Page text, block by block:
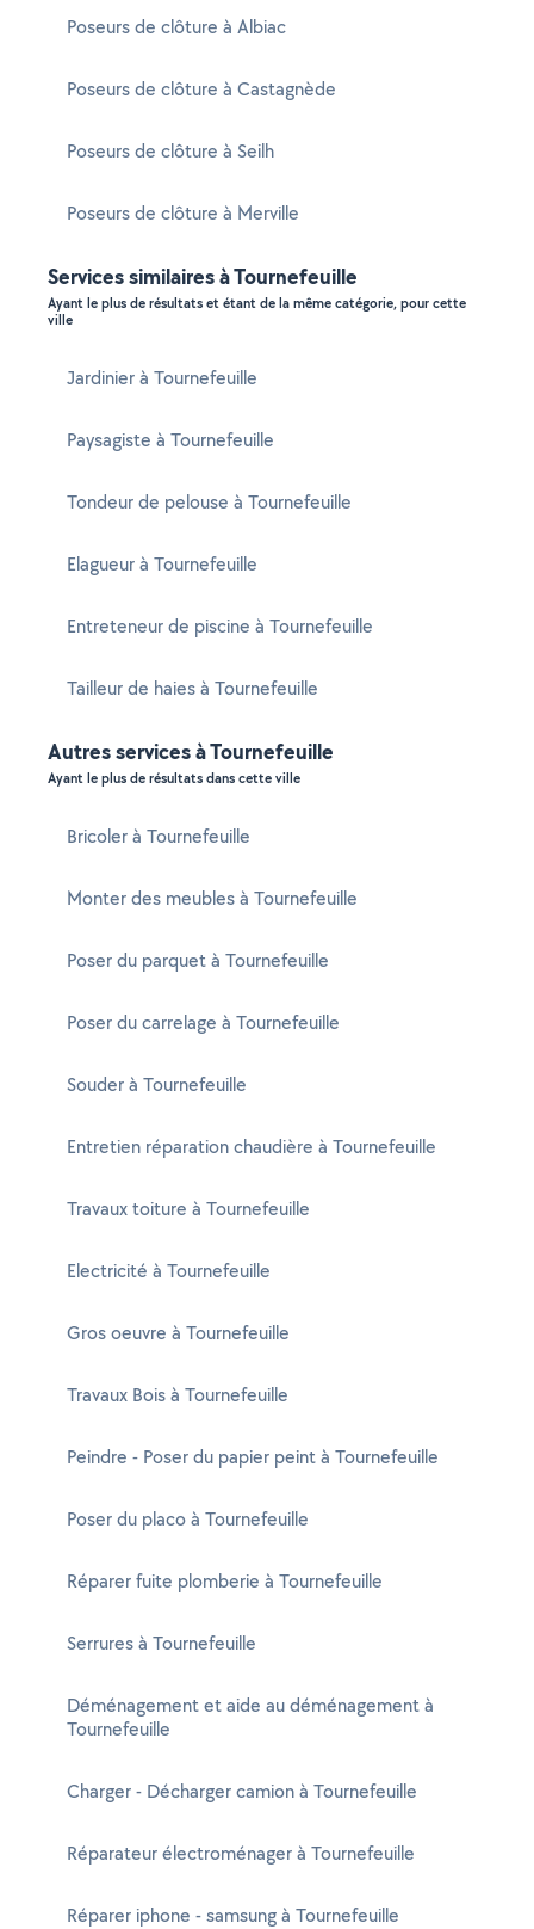
Poseurs de clôture à Albiac
Poseurs de clôture à Castagnède
Poseurs de clôture à Seilh
Poseurs de clôture à Merville
Services similaires à Tournefeuille
Ayant le plus de résultats et étant de la même catégorie, pour cette
ville
Jardinier à Tournefeuille
Paysagiste à Tournefeuille
Tondeur de pelouse à Tournefeuille
Elagueur à Tournefeuille
Entreteneur de piscine à Tournefeuille
Tailleur de haies à Tournefeuille
Autres services à Tournefeuille
Ayant le plus de résultats dans cette ville
Bricoler à Tournefeuille
Monter des meubles à Tournefeuille
Poser du parquet à Tournefeuille
Poser du carrelage à Tournefeuille
Souder à Tournefeuille
Entretien réparation chaudière à Tournefeuille
Travaux toiture à Tournefeuille
Electricité à Tournefeuille
Gros oeuvre à Tournefeuille
Travaux Bois à Tournefeuille
Peindre - Poser du papier peint à Tournefeuille
Poser du placo à Tournefeuille
Réparer fuite plomberie à Tournefeuille
Serrures à Tournefeuille
Déménagement et aide au déménagement à
Tournefeuille
Charger - Décharger camion à Tournefeuille
Réparateur électroménager à Tournefeuille
Réparer iphone - samsung à Tournefeuille